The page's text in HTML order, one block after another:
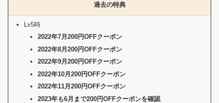
過去の特典
Lv5時
2022年7月200円OFFクーポン
2022年8月200円OFFクーポン
2022年9月200円OFFクーポン
2022年10月200円OFFクーポン
2022年11月200円OFFクーポン
2023年も6月まで200円OFFクーポンを確認